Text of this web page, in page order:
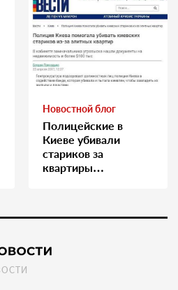
Новостной блог
Полицейские в
Киеве убивали
стариков за
квартиры…